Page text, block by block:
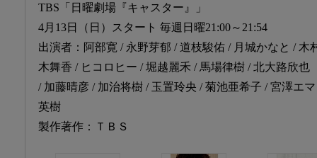
TBS「日曜劇場『キャスター』」
4月13日（日）スタート 毎週日曜21:00～21:54
出演者：阿部寛 / 永野芽郁 / 道枝駿佑 / 月城かなと / 木
木舞香 / ヒコロヒー / 堀越麗禾 / 馬場律樹 / 北大路欣也
/ 加藤晴彦 / 加治将樹 / 玉置玲央 / 菊池亜希子 / 宮澤エ
英樹
製作著作：ＴＢＳ